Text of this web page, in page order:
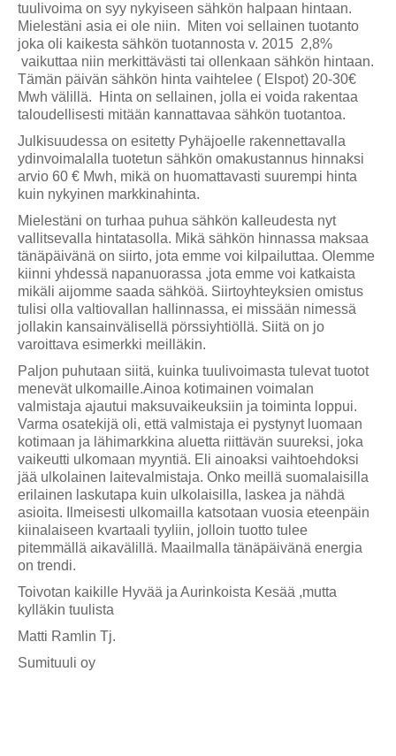
tuulivoima on syy nykyiseen sähkön halpaan hintaan.
Mielestäni asia ei ole niin. Miten voi sellainen tuotanto
joka oli kaikesta sähkön tuotannosta v. 2015 2,8%
vaikuttaa niin merkittävästi tai ollenkaan sähkön hintaan.
Tämän päivän sähkön hinta vaihtelee ( Elspot) 20-30€
Mwh välillä. Hinta on sellainen, jolla ei voida rakentaa
taloudellisesti mitään kannattavaa sähkön tuotantoa.
Julkisuudessa on esitetty Pyhäjoelle rakennettavalla
ydinvoimalalla tuotetun sähkön omakustannus hinnaksi
arvio 60 € Mwh, mikä on huomattavasti suurempi hinta
kuin nykyinen markkinahinta.
Mielestäni on turhaa puhua sähkön kalleudesta nyt
vallitsevalla hintatasolla. Mikä sähkön hinnassa maksaa
tänäpäivänä on siirto, jota emme voi kilpailuttaa. Olemme
kiinni yhdessä napanuorassa ,jota emme voi katkaista
mikäli aijomme saada sähköä. Siirtoyhteyksien omistus
tulisi olla valtiovallan hallinnassa, ei missään nimessä
jollakin kansainvälisellä pörssiyhtiöllä. Siitä on jo
varoittava esimerkki meilläkin.
Paljon puhutaan siitä, kuinka tuulivoimasta tulevat tuotot
menevät ulkomaille.Ainoa kotimainen voimalan
valmistaja ajautui maksuvaikeuksiin ja toiminta loppui.
Varma osatekijä oli, että valmistaja ei pystynyt luomaan
kotimaan ja lähimarkkina aluetta riittävän suureksi, joka
vaikeutti ulkomaan myyntiä. Eli ainoaksi vaihtoehdoksi
jää ulkolainen laitevalmistaja. Onko meillä suomalaisilla
erilainen laskutapa kuin ulkolaisilla, laskea ja nähdä
asioita. Ilmeisesti ulkomailla katsotaan vuosia eteenpäin
kiinalaiseen kvartaali tyyliin, jolloin tuotto tulee
pitemmällä aikavälillä. Maailmalla tänäpäivänä energia
on trendi.
Toivotan kaikille Hyvää ja Aurinkoista Kesää ,mutta
kylläkin tuulista
Matti Ramlin Tj.
Sumituuli oy